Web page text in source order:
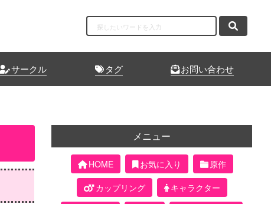
サークル タグ お問い合わせ
メニュー
HOME お気に入り
原作
カップリング
キャラクター